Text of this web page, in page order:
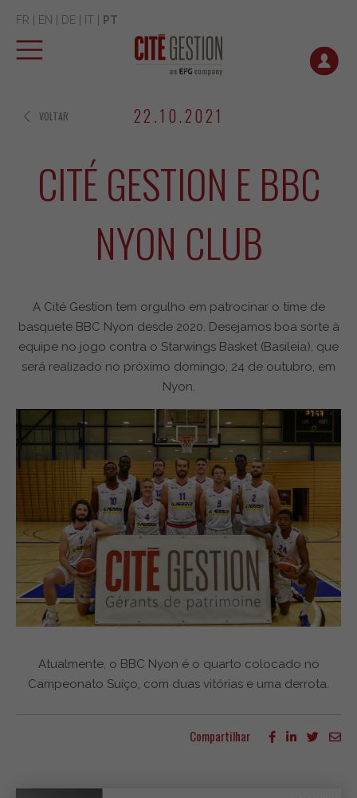
FR EN DE IT PT
22.10.2021
CITÉ GESTION E BBC
NYON CLUB
A Cité Gestion tem orgulho em patrocinar o time de
basquete BBC Nyon desde 2020. Desejamos boa sorte à
equipe no jogo contra o Starwings Basket (Basileia), que
será realizado no próximo domingo, 24 de outubro, em
Nyon.
Atualmente, o BBC Nyon é o quarto colocado no
Campeonato Suíço, com duas vitórias e uma derrota.
Compartilhar
VOLTAR